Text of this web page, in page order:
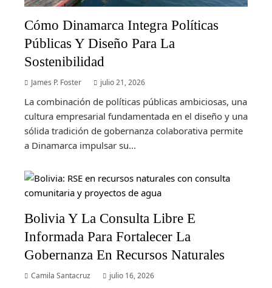
Cómo Dinamarca Integra Políticas
Públicas Y Diseño Para La
Sostenibilidad
James P. Foster julio 21, 2026
La combinación de políticas públicas ambiciosas, una
cultura empresarial fundamentada en el diseño y una
sólida tradición de gobernanza colaborativa permite
a Dinamarca impulsar su...
Bolivia Y La Consulta Libre E
Informada Para Fortalecer La
Gobernanza En Recursos Naturales
Camila Santacruz julio 16, 2026